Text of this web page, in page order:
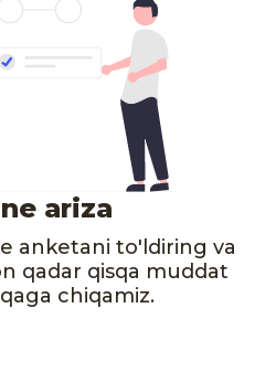
ariza
anketani to'ldiring va
qadar qisqa muddat
chiqamiz.